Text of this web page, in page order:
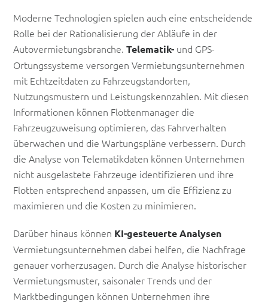
Moderne Technologien spielen auch eine entscheidende
Rolle bei der Rationalisierung der Abläufe in der
Autovermietungsbranche. Telematik- und GPS-
Ortungssysteme versorgen Vermietungsunternehmen
mit Echtzeitdaten zu Fahrzeugstandorten,
Nutzungsmustern und Leistungskennzahlen. Mit diesen
Informationen können Flottenmanager die
Fahrzeugzuweisung optimieren, das Fahrverhalten
überwachen und die Wartungspläne verbessern. Durch
die Analyse von Telematikdaten können Unternehmen
nicht ausgelastete Fahrzeuge identifizieren und ihre
Flotten entsprechend anpassen, um die Effizienz zu
maximieren und die Kosten zu minimieren.
Darüber hinaus können KI-gesteuerte Analysen
Vermietungsunternehmen dabei helfen, die Nachfrage
genauer vorherzusagen. Durch die Analyse historischer
Vermietungsmuster, saisonaler Trends und der
Marktbedingungen können Unternehmen ihre